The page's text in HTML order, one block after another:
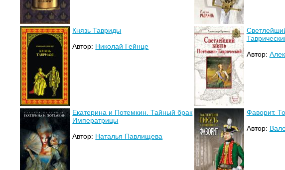
Князь Тавриды
Автор: Николай Гейнце
Автор:
Екатерина и Потемкин. Тайный брак
Императрицы
Автор: Наталья Павлищева
Фаворит.
Автор: